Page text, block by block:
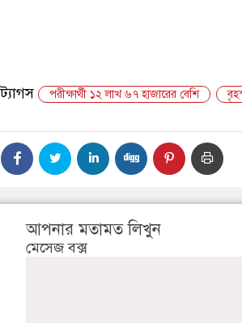
ট্যাগস পরীক্ষার্থী ১২ লাখ ৬৭ হাজারের বেশি
আপনার মতামত লিখুন
মেসেজ বক্স